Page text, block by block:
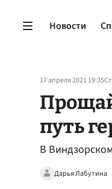
Новости
17 апреля 2021 19:35
путь
В
Дарья Лабутина